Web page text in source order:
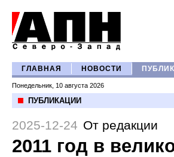
ГЛАВНАЯ НОВОСТИ
Понедельник, 10 августа 2026
ПУБЛИКАЦИИ
2025-12-24 От редакции
2011 год в